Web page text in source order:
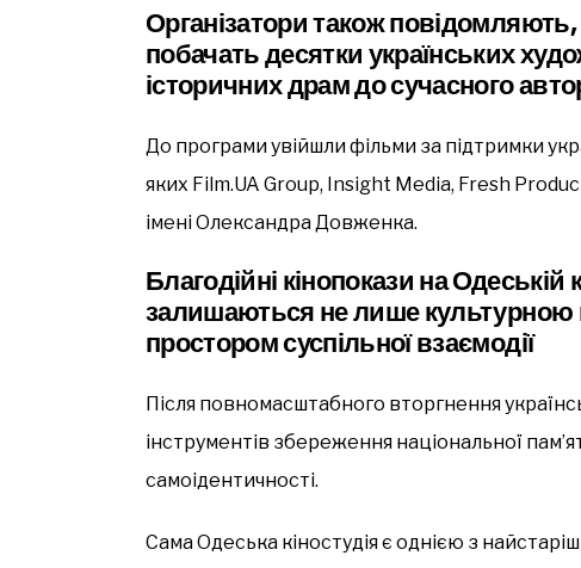
Організатори також
побачать десятки українських
історичних драм до сучасного
До програми увійшли фільми за підтримки
яких Film.UA Group, Insight Media, Fresh
імені Олександра Довженка.
Благодійні кінопокази на Одеській
залишаються не лише
простором суспільної взаємодії
Після повномасштабного вторгнення
інструментів збереження національної
самоідентичності.
Сама Одеська кіностудія є однією з